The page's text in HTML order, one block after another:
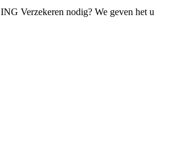
Verzekeren nodig? We geven het u